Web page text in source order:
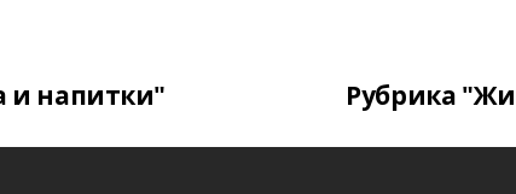
и напитки" Рубрика